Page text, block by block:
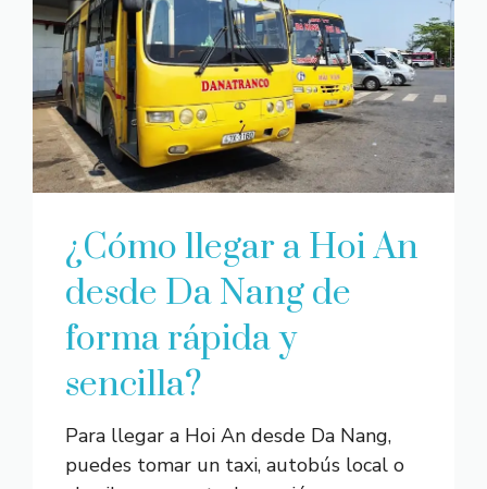
¿Cómo llegar a Hoi An
desde Da Nang de
forma rápida y
sencilla?
Para llegar a Hoi An desde Da Nang,
puedes tomar un taxi, autobús local o